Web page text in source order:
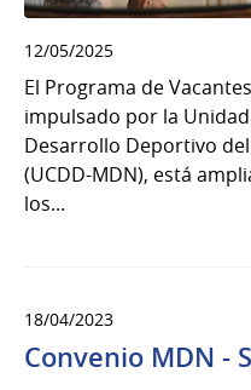
12/05/2025
El Programa de
impulsado por la
Desarrollo Deportivo
(UCDD-MDN), está
los...
18/04/2023
Convenio MDN -